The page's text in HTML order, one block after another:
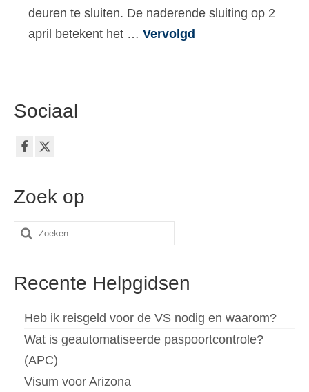
日本語( Japans
한국어 (Koreaans)
Português
Español
deuren te sluiten. De naderende sluiting op 2
april betekent het … Vervolgd
Sociaal
Zoek op
Zoeken
Recente Helpgidsen
Heb ik reisgeld voor de VS nodig en waarom?
Wat is geautomatiseerde paspoortcontrole?
(APC)
Visum voor Arizona